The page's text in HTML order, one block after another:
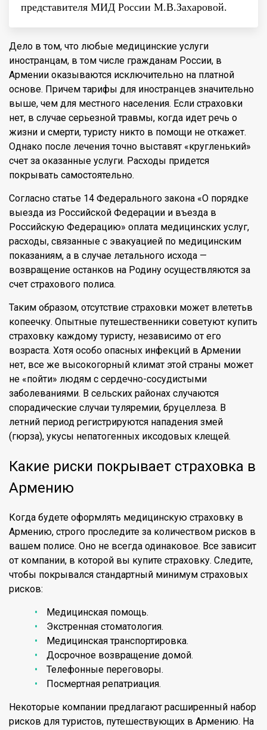
представителя МИД России М.В.Захаровой.
Дело в том, что любые медицинские услуги
иностранцам, в том числе гражданам России, в
Армении оказываются исключительно на платной
основе. Причем тарифы для иностранцев значительно
выше, чем для местного населения. Если страховки
нет, в случае серьезной травмы, когда идет речь о
жизни и смерти, туристу никто в помощи не откажет.
Однако после лечения точно выставят «кругленький»
счет за оказанные услуги. Расходы придется
покрывать самостоятельно.
Согласно статье 14 Федерального закона «О порядке
выезда из Российской Федерации и въезда в
Российскую Федерацию» оплата медицинских услуг,
расходы, связанные с эвакуацией по медицинским
показаниям, а в случае летального исхода —
возвращение останков на Родину осуществляются за
счет страхового полиса.
Таким образом, отсутствие страховки может влететьв
копеечку. Опытные путешественники советуют купить
страховку каждому туристу, независимо от его
возраста. Хотя особо опасных инфекций в Армении
нет, все же высокогорный климат этой страны может
не «пойти» людям с сердечно-сосудистыми
заболеваниями. В сельских районах случаются
спорадические случаи туляремии, бруцеллеза. В
летний период регистрируются нападения змей
(гюрза), укусы непатогенных иксодовых клещей.
Какие риски покрывает страховка в
Армению
Когда будете оформлять медицинскую страховку в
Армению, строго проследите за количеством рисков в
вашем полисе. Оно не всегда одинаковое. Все зависит
от компании, в которой вы купите страховку. Следите,
чтобы покрывался стандартный минимум страховых
рисков:
Медицинская помощь.
Экстренная стоматология.
Медицинская транспортировка.
Досрочное возвращение домой.
Телефонные переговоры.
Посмертная репатриация.
Некоторые компании предлагают расширенный набор
рисков для туристов, путешествующих в Армению. На